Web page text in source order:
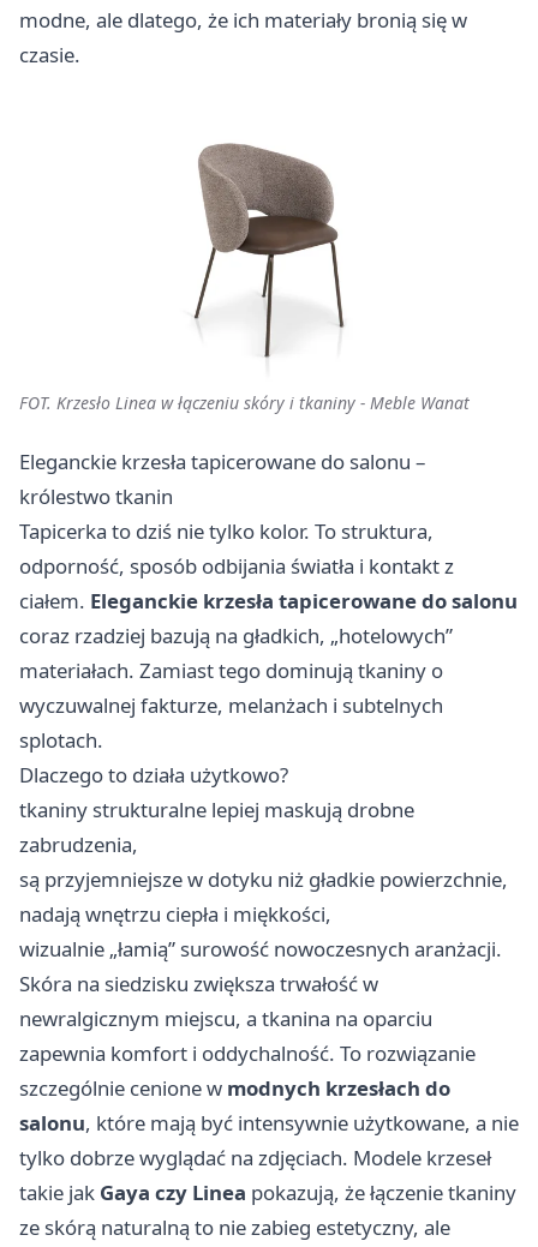
modne, ale dlatego, że ich materiały bronią się w
czasie.
FOT. Krzesło Linea w łączeniu skóry i tkaniny - Meble Wanat
Eleganckie krzesła tapicerowane do salonu –
królestwo tkanin
Tapicerka to dziś nie tylko kolor. To struktura,
odporność, sposób odbijania światła i kontakt z
ciałem. Eleganckie krzesła tapicerowane do salonu
coraz rzadziej bazują na gładkich, „hotelowych”
materiałach. Zamiast tego dominują tkaniny o
wyczuwalnej fakturze, melanżach i subtelnych
splotach.
Dlaczego to działa użytkowo?
tkaniny strukturalne lepiej maskują drobne
zabrudzenia,
są przyjemniejsze w dotyku niż gładkie powierzchnie,
nadają wnętrzu ciepła i miękkości,
wizualnie „łamią” surowość nowoczesnych aranżacji.
Skóra na siedzisku zwiększa trwałość w
newralgicznym miejscu, a tkanina na oparciu
zapewnia komfort i oddychalność. To rozwiązanie
szczególnie cenione w modnych krzesłach do
salonu, które mają być intensywnie użytkowane, a nie
tylko dobrze wyglądać na zdjęciach. Modele krzeseł
takie jak Gaya czy Linea pokazują, że łączenie tkaniny
ze skórą naturalną to nie zabieg estetyczny, ale